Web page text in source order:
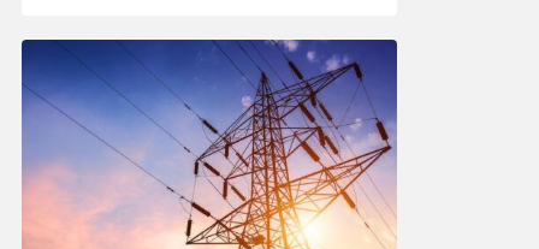
10:15, 4.08.2026